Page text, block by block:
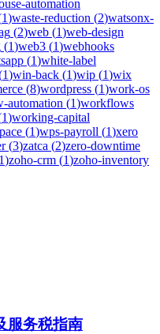
automation
1)waste-reduction (2)watsonx-
(2)web (1)web-design
(1)web3 (1)webhooks
(1)white-label
1)win-back (1)wip (1)wix
(8)wordpress (1)work-os
automation (1)workflows
1)working-capital
(1)wps-payroll (1)xero
(3)zatca (2)zero-downtime
1)zoho-crm (1)zoho-inventory
服务税指南